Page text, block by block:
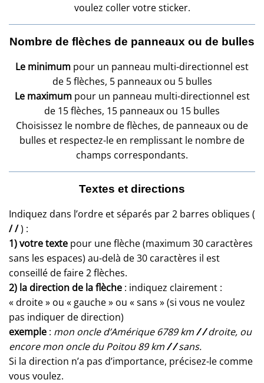
voulez coller votre sticker.
Nombre de flèches de panneaux ou de bulles
Le minimum pour un panneau multi-directionnel est
de 5 flèches, 5 panneaux ou 5 bulles
Le maximumpour un panneau multi-directionnel est
de 15 flèches, 15 panneaux ou 15 bulles
Choisissez le nombre de flèches, de panneaux ou de
bulles et respectez-le en remplissant le nombre de
champs correspondants.
Textes et directions
Indiquez dans l’ordre et séparés par 2 barres obliques (
/ /) :
1) votre texte pour une flèche (maximum 30 caractères
sans les espaces) au-delà de 30 caractères il est
conseillé de faire 2 flèches.
2) la direction de la flèche : indiquez clairement :
« droite » ou « gauche » ou « sans » (si vous ne voulez
pas indiquer de direction)
exemple : mon oncle d’Amérique 6789 km/ /droite, ou
encore mon oncle du Poitou 89 km/ /sans.
Si la direction n’a pas d’importance, précisez-le comme
vous voulez.